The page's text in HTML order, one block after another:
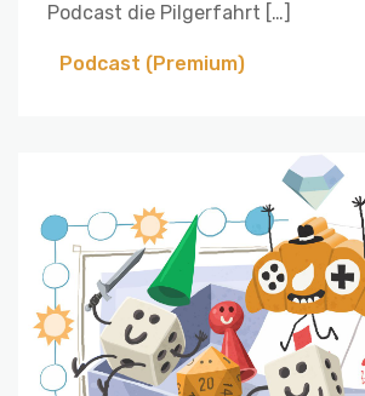
Podcast die Pilgerfahrt […]
Podcast (Premium)